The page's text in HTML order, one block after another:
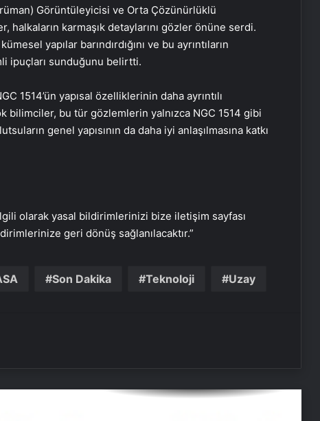
Görüntüleyicisi ve Orta Çözünürlüklü
halkaların karmaşık detaylarını gözler önüne serdi.
yapılar barındırdığını ve bu ayrıntıların
ipuçları sunduğunu belirtti.
1514’ün yapısal özelliklerinin daha ayrıntılı
bilimciler, bu tür gözlemlerin yalnızca NGC 1514 gibi
genel yapısının da daha iyi anlaşılmasına katkı
olarak yasal bildirimlerinizi bize iletişim sayfası
geri dönüş sağlanılacaktır.”
Son Dakika Teknoloji Uzay
Ortopodoloji İle Diyabetik Ayak
Yarası Tedavisi
Serjoy : Dijital Medya Ajansı, Google
Reklam Ajansı, SEO Ajansı ve Web